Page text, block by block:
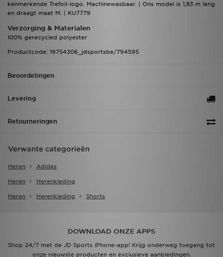
kenmerkende Trefoil-logo. Machinewasbaar. | Ons model is 1,83 m lang
en draagt maat M. | KU7779
Verzorging & Materialen
100% gerecycled polyester
Productcode: 19754306_jdsportsbe/794595
Beoordelingen
Levering
Retourneringen
Verwante categorieën
Heren Adidas
Heren Herenkleding
Heren Herenkleding Shorts
DOWNLOAD ONZE APPS
Shop 24/7 met de JD Sports iPhone-app! Krijg onderweg toegang tot
onze nieuwste producten en exclusieve aanbiedingen.